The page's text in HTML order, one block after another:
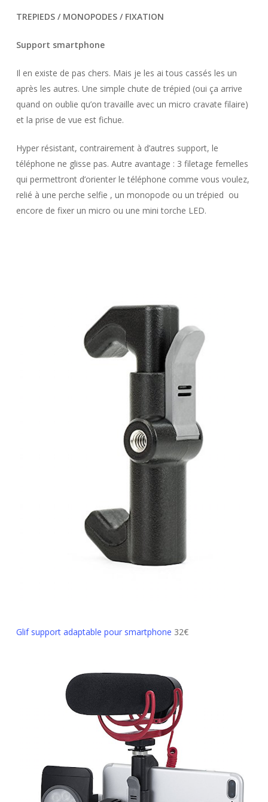
TREPIEDS / MONOPODES / FIXATION
Support smartphone
Il en existe de pas chers. Mais je les ai tous cassés les un
après les autres. Une simple chute de trépied (oui ça arrive
quand on oublie qu’on travaille avec un micro cravate filaire)
et la prise de vue est fichue.
Hyper résistant, contrairement à d’autres support, le
téléphone ne glisse pas. Autre avantage : 3 filetage femelles
qui permettront d’orienter le téléphone comme vous voulez,
relié à une perche selfie , un monopode ou un trépied ou
encore de fixer un micro ou une mini torche LED.
Glif support adaptable pour smartphone 32€